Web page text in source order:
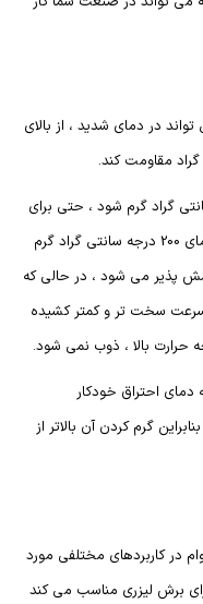
در دمای شدید ، از بالای
، سیلیکون تا 150 درجه سانتی گراد گرم شود ، حتی برای
مدت زمان طولانی ، نباید تغییر کند.وقتی تا دمای 200 درجه سانتی گراد گرم
پذیر می شود ، در حالی که
، به سرعت سخت تر و کمتر کشیده
بالا ، ذوب نمی شود.
احتراق خودکار
است ، بنابراین گرم کردن آن بالاتر از
در کاربردهای مختلفی مورد
برش لیزری مناسب می کند